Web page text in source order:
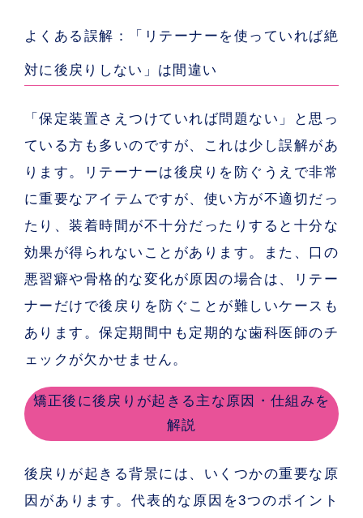
よくある誤解：「リテーナーを使っていれば絶
対に後戻りしない」は間違い
「保定装置さえつけていれば問題ない」と思っ
ている方も多いのですが、これは少し誤解があ
ります。リテーナーは後戻りを防ぐうえで非常
に重要なアイテムですが、使い方が不適切だっ
たり、装着時間が不十分だったりすると十分な
効果が得られないことがあります。また、
口の
悪習癖や骨格的な変化が原因の場合 は、リテー
ナーだけで後戻りを防ぐことが難しいケースも
あります。保定期間中も定期的な歯科医師のチ
ェックが欠かせません。
矯正後に後戻りが起きる主な原因・仕組みを
解説
後戻りが起きる背景には、いくつかの重要な原
因があります。代表的な原因を3つのポイント